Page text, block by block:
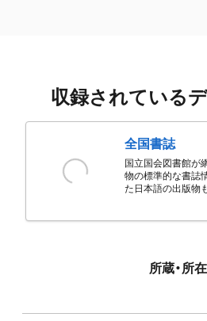
収録されている
全国書誌
国立国会図書館が
物の標準的な書誌
た日本語の出版物
所蔵・所在